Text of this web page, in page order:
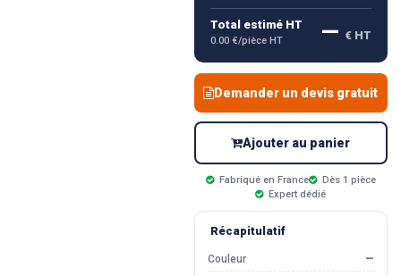
Total estimé HT
0.00 €/pièce HT — € HT
Demander un devis gratuit
Ajouter au panier
Fabriqué en France
Dès 1 pièce
Expert dédié
Récapitulatif
Couleur
—